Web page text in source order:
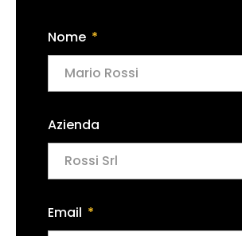
Nome
Azienda
Email